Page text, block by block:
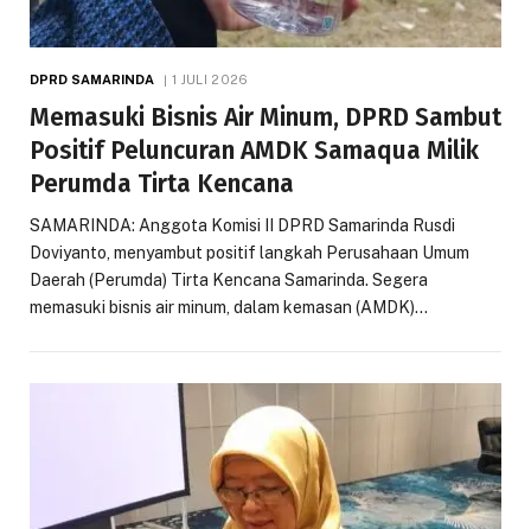
DPRD SAMARINDA 1 JULI 2026
Memasuki Bisnis Air Minum, DPRD Sambut
Positif Peluncuran AMDK Samaqua Milik
Perumda Tirta Kencana
SAMARINDA: Anggota Komisi II DPRD Samarinda Rusdi
Doviyanto, menyambut positif langkah Perusahaan Umum
Daerah (Perumda) Tirta Kencana Samarinda. Segera
memasuki bisnis air minum, dalam kemasan (AMDK)…